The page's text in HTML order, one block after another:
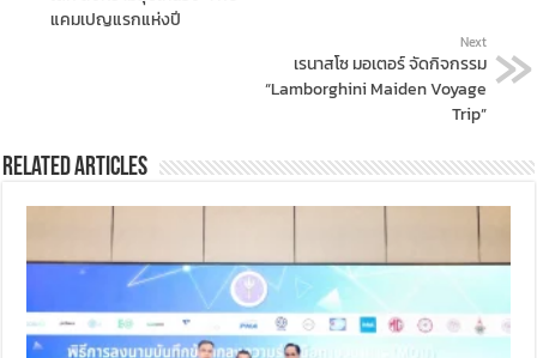
แคมเปญแรกแห่งปี
Next
เรนาสโซ มอเตอร์ จัดกิจกรรม
“Lamborghini Maiden Voyage
Trip”
Related Articles